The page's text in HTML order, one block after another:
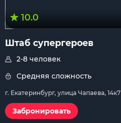
10.0
Штаб супергероев
2-8 человек
Средняя сложность
г. Екатеринбург, улица Чапаева, 14к7
Забронировать